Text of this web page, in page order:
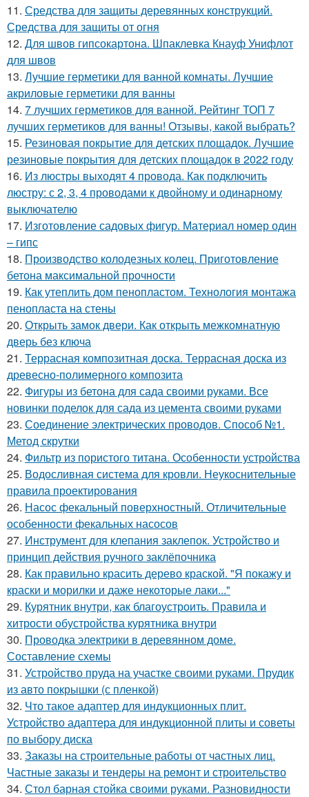
11. Средства для защиты деревянных конструкций.
Средства для защиты от огня
12. Для швов гипсокартона. Шпаклевка Кнауф Унифлот
для швов
13. Лучшие герметики для ванной комнаты. Лучшие
акриловые герметики для ванны
14. 7 лучших герметиков для ванной. Рейтинг ТОП 7
лучших герметиков для ванны! Отзывы, какой выбрать?
15. Резиновая покрытие для детских площадок. Лучшие
резиновые покрытия для детских площадок в 2022 году
16. Из люстры выходят 4 провода. Как подключить
люстру: с 2, 3, 4 проводами к двойному и одинарному
выключателю
17. Изготовление садовых фигур. Материал номер один
– гипс
18. Производство колодезных колец. Приготовление
бетона максимальной прочности
19. Как утеплить дом пенопластом. Технология монтажа
пенопласта на стены
20. Открыть замок двери. Как открыть межкомнатную
дверь без ключа
21. Террасная композитная доска. Террасная доска из
древесно-полимерного композита
22. Фигуры из бетона для сада своими руками. Все
новинки поделок для сада из цемента своими руками
23. Соединение электрических проводов. Способ №1.
Метод скрутки
24. Фильтр из пористого титана. Особенности устройства
25. Водосливная система для кровли. Неукоснительные
правила проектирования
26. Насос фекальный поверхностный. Отличительные
особенности фекальных насосов
27. Инструмент для клепания заклепок. Устройство и
принцип действия ручного заклёпочника
28. Как правильно красить дерево краской. "Я покажу и
краски и морилки и даже некоторые лаки..."
29. Курятник внутри, как благоустроить. Правила и
хитрости обустройства курятника внутри
30. Проводка электрики в деревянном доме.
Составление схемы
31. Устройство пруда на участке своими руками. Прудик
из авто покрышки (с пленкой)
32. Что такое адаптер для индукционных плит.
Устройство адаптера для индукционной плиты и советы
по выбору диска
33. Заказы на строительные работы от частных лиц.
Частные заказы и тендеры на ремонт и строительство
34. Стол барная стойка своими руками. Разновидности